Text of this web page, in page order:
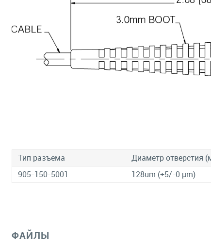
Тип разъема Диаметр отверстия
905-150-5001
128um (+5/-0 µm)
ФАЙЛЫ